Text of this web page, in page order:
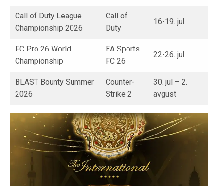
Call of Duty League
Championship 2026
Call of
Duty
16-19. jul
FC Pro 26 World
Championship
EA Sports
FC 26
22-26. jul
BLAST Bounty Summer
2026
Counter-
Strike 2
30. jul – 2.
avgust